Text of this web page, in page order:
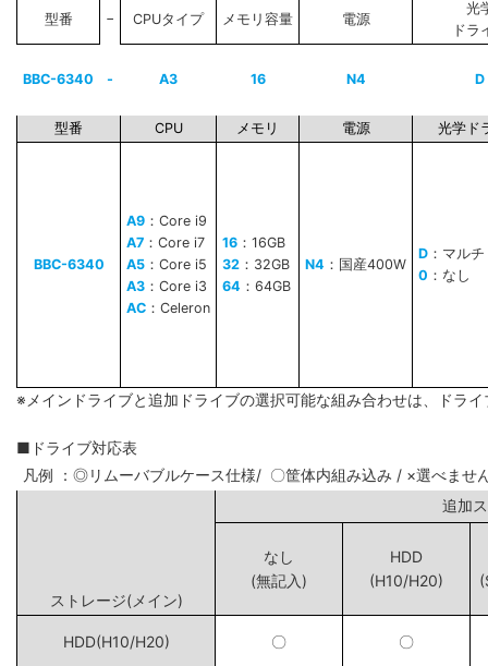
型番 − CPUタイプ メモリ容量 電源
光
ドラ
BBC-6340 - A3 16 N4 D
型番 CPU メモリ 電源 光学ド
BBC-6340
A9 ：Core i9
A7 ：Core i7
A5 ：Core i5
A3 ：Core i3
AC ：Celeron
16 ：16GB
32 ：32GB
64 ：64GB
N4 ：国産400W
D ：マル
0 ：なし
※メインドライブと追加ドライブの選択可能な組み合わせは、ドラ
■ドライブ対応表
凡例 ：◎リムーバブルケース仕様/ 〇筐体内組み込み / ×選べませ
ストレージ(メイン)
追
なし
(無記入)
HDD
(H10/H20)
HDD(H10/H20) 〇 〇